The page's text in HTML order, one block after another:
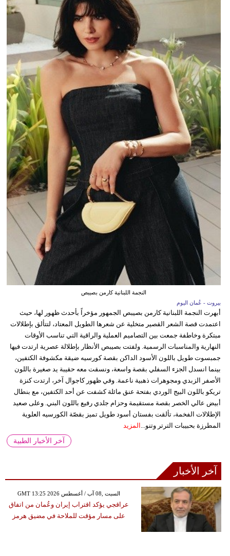
النجمة اللبنانية كارمن بصيبص
بيروت - عُمان اليوم
أبهرت النجمة اللبنانية كارمن بصيبص الجمهور مؤخراً بأحدث ظهور لها، حيث
اعتمدت قصة الشعر القصير متخلية عن شعرها الطويل المعتاد، لتتألق بإطلالات
مبتكرة وخاطفة جمعت بين التصاميم العملية والراقية التي تناسب الأوقات
النهارية والمناسبات الرسمية. ولفتت بصيبص الأنظار بإطلالة عصرية ارتدت فيها
جمبسوت طويل باللون الأسود الداكن بقصة كورسيه ضيقة مكشوفة الكتفين،
بينما انسدل الجزء السفلي بقصة واسعة، ونسقت معه حقيبة يد صغيرة باللون
الأصفر الزبدي ومجوهرات ذهبية ناعمة. وفي ظهور كاجوال آخر، ارتدت كنزة
تريكو باللون البيج الوردي بفتحة عنق مائلة كشفت عن أحد الكتفين، مع بنطال
أبيض عالي الخصر بقصة مستقيمة وحزام جلدي رفيع باللون البني. وعلى صعيد
الإطلالات الفخمة، تألقت بفستان أسود طويل تميز بقصّة الكورسيه العلوية
المطرزة بحبيبات الترتر وتنو... المزيد
آخر الأخبار الطبية
آخر الأخبار
GMT 13:25 2026 السبت ,08 آب / أغسطس
عراقجي يؤكد اقتراب إيران وعُمان من اتفاق
على مسار مؤقت للملاحة في مضيق هرمز